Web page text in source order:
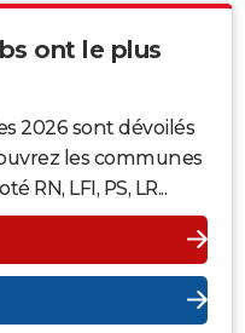
ont le plus
2026 sont dévoilés
les communes
RN, LFI, PS, LR...